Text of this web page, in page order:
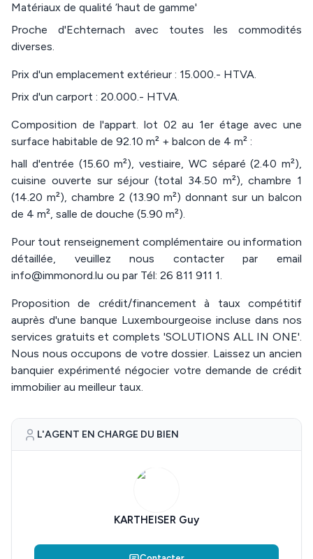
Matériaux de qualité ‘haut de gamme'
Proche d'Echternach avec toutes les commodités
diverses.
Prix d'un emplacement extérieur : 15.000.- HTVA.
Prix d'un carport : 20.000.- HTVA.
Composition de l'appart. lot 02 au 1er étage avec une
surface habitable de 92.10 m² + balcon de 4 m² :
hall d'entrée (15.60 m²), vestiaire, WC séparé (2.40 m²),
cuisine ouverte sur séjour (total 34.50 m²), chambre 1
(14.20 m²), chambre 2 (13.90 m²) donnant sur un balcon
de 4 m², salle de douche (5.90 m²).
Pour tout renseignement complémentaire ou information
détaillée, veuillez nous contacter par email
info@immonord.lu ou par Tél: 26 811 911 1.
Proposition de crédit/financement à taux compétitif
auprès d'une banque Luxembourgeoise incluse dans nos
services gratuits et complets 'SOLUTIONS ALL IN ONE'.
Nous nous occupons de votre dossier. Laissez un ancien
banquier expérimenté négocier votre demande de crédit
immobilier au meilleur taux.
L'AGENT EN CHARGE DU BIEN
KARTHEISER Guy